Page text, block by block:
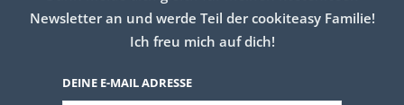
Newsletter an und werde Teil der cookiteasy Familie!
Ich freu mich auf dich!
DEINE E-MAIL ADRESSE